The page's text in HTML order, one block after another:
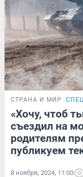
СТРАНА И МИР
«Хочу, чтоб
съездил на
родителям
публикуем
8 ноября, 2024, 11:00